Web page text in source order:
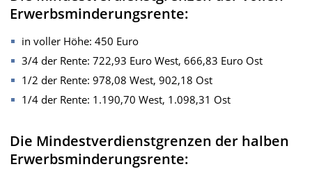
Erwerbsminderungsrente:
in voller Höhe: 450 Euro
3/4 der Rente: 722,93 Euro West, 666,83 Euro Ost
1/2 der Rente: 978,08 West, 902,18 Ost
1/4 der Rente: 1.190,70 West, 1.098,31 Ost
Die Mindestverdienstgrenzen der halben
Erwerbsminderungsrente: